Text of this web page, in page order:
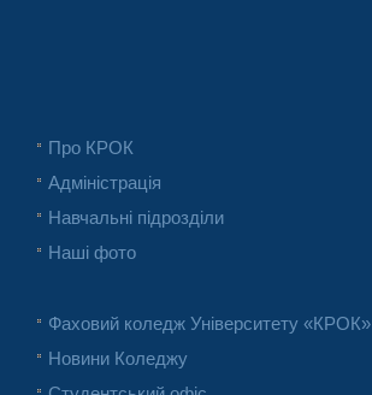
Про КРОК
Адміністрація
Навчальні підрозділи
Наші фото
Фаховий коледж Університету «КРОК»
Новини Коледжу